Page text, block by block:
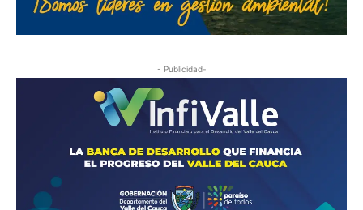
- Publicidad-